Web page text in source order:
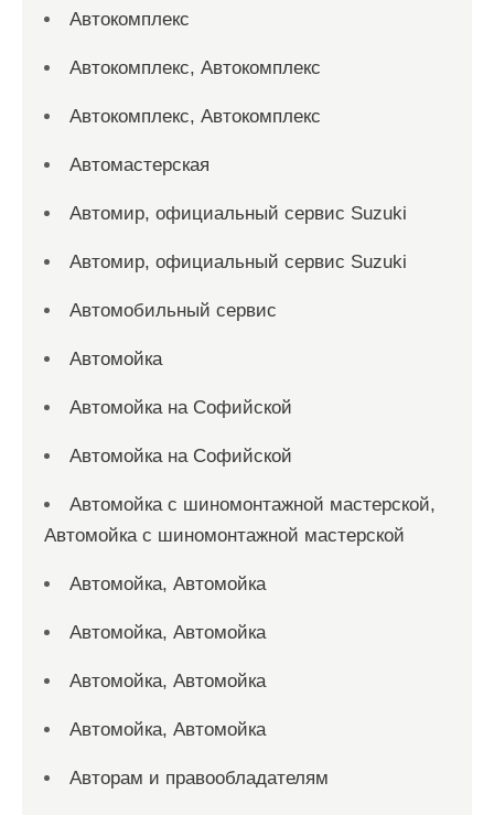
Автокомплекс
Автокомплекс, Автокомплекс
Автокомплекс, Автокомплекс
Автомастерская
Автомир, официальный сервис Suzuki
Автомир, официальный сервис Suzuki
Автомобильный сервис
Автомойка
Автомойка на Софийской
Автомойка на Софийской
Автомойка с шиномонтажной мастерской,
Автомойка с шиномонтажной мастерской
Автомойка, Автомойка
Автомойка, Автомойка
Автомойка, Автомойка
Автомойка, Автомойка
Авторам и правообладателям